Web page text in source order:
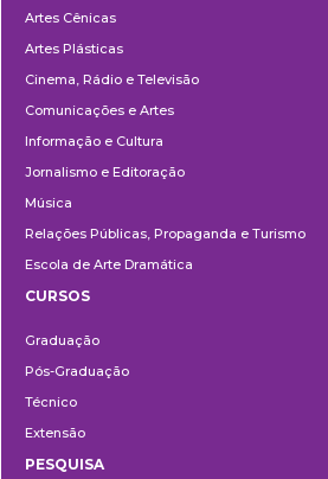
Artes Cênicas
Artes Plásticas
Cinema, Rádio e Televisão
Comunicações e Artes
Informação e Cultura
Jornalismo e Editoração
Música
Relações Públicas, Propaganda e Turismo
Escola de Arte Dramática
CURSOS
Graduação
Pós-Graduação
Técnico
Extensão
PESQUISA